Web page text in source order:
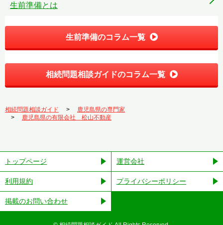
生前準備とは
生前準備のコラム一覧
相続問題相談ガイドのコラム一覧
相続問題相談ガイド
鹿児島県の専門家
鹿児島県の有限会社 松山不動産
トップページ 運営会社
利用規約 プライバシーポリシー
掲載のお問い合わせ